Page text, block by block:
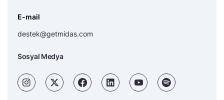
E-mail
destek@getmidas.com
Sosyal Medya